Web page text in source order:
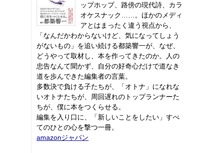
ップホップ、路傍の現代詩、カラ
オケスナック……。ほかのメディ
アとはまったく違う視点から、
「なんだかわからないけど、気になってしょう
がないもの」を追い続ける都築響一が、なぜ、
どうやって取材し、本を作ってきたのか。人の
忠告なんて聞かず、自分の好奇心だけで道なき
道を歩んできた編集者の言葉。
多数決で負ける子たちが、「オトナ」になれな
いオトナたちが、周回遅れのトップランナーた
ちが、僕に本をつくらせる。
編集を入り口に、「新しいことをしたい」すべ
てのひとの心を撃つ一冊。
amazonジャパン